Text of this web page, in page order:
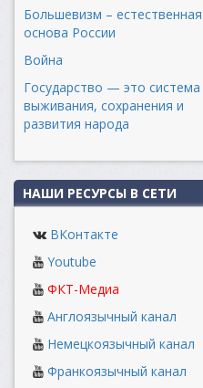
Большевизм – естественная
основа России
Война
Государство — это система
выживания, сохранения и
развития народа
НАШИ РЕСУРСЫ В СЕТИ
ВКонтакте
Youtube
ФКТ-Медиа
Англоязычный канал
Немецкоязычный канал
Франкоязычный канал